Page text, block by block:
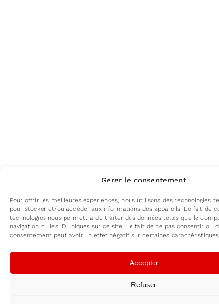
Gérer le consentement
Pour offrir les meilleures expériences, nous utilisons des technologies
pour stocker et/ou accéder aux informations des appareils. Le fait de
technologies nous permettra de traiter des données telles que le
navigation ou les ID uniques sur ce site. Le fait de ne pas consentir ou
consentement peut avoir un effet négatif sur certaines
Accepter
Refuser